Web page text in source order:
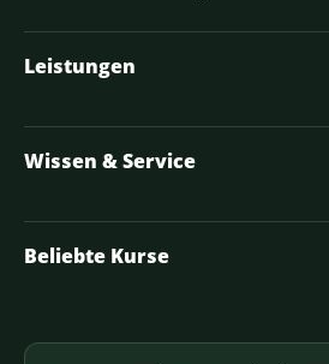
Leistungen
Wissen & Service
Beliebte Kurse